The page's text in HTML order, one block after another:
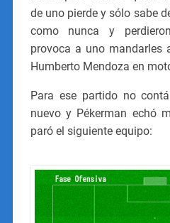
de uno pierde y sólo sabe
como nunca y
provoca a uno mandarles
Humberto Mendoza en
Para ese partido no
nuevo y Pékerman echó
paró el siguiente equipo: